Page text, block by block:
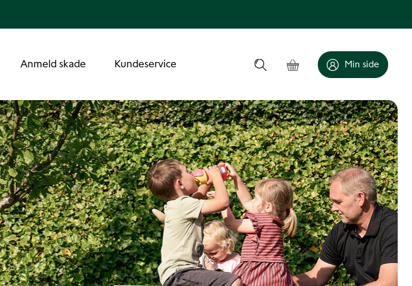
Anmeld skade Kundeservice Min side